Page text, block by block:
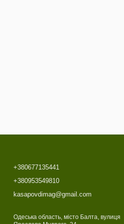
+380677135441
+380953549810
kasapovdimag@gmail.com
Одеська область, місто Балта, вулиця